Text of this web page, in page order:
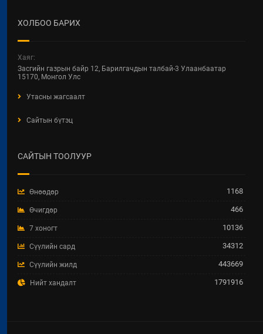
ХОЛБОО БАРИХ
Хаяг:
Засгийн газрын байр 12, Барилгачдын талбай-3 Улаанбаатар
15170, Монгол Улс
Утасны жагсаалт
Сайтын бүтэц
САЙТЫН ТООЛУУР
Өнөөдөр 1168
Өчигдөр 466
7 хоногт 10136
Сүүлийн сард 34312
Сүүлийн жилд 443669
Нийт хандалт 1791916